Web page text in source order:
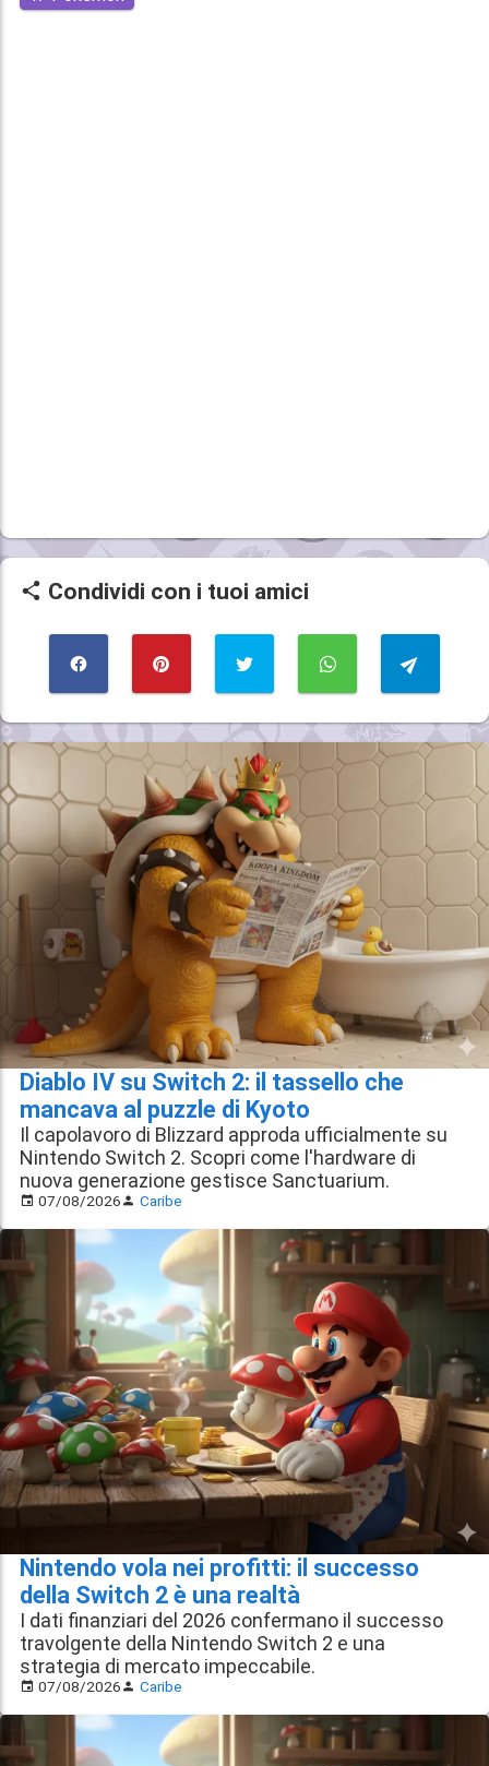
Condividi con i tuoi amici
Diablo IV su Switch 2: il tassello che
mancava al puzzle di Kyoto
Il capolavoro di Blizzard approda ufficialmente su
Nintendo Switch 2. Scopri come l'hardware di
nuova generazione gestisce Sanctuarium.
07/08/2026 Caribe
Nintendo vola nei profitti: il successo
della Switch 2 è una realtà
I dati finanziari del 2026 confermano il successo
travolgente della Nintendo Switch 2 e una
strategia di mercato impeccabile.
07/08/2026 Caribe